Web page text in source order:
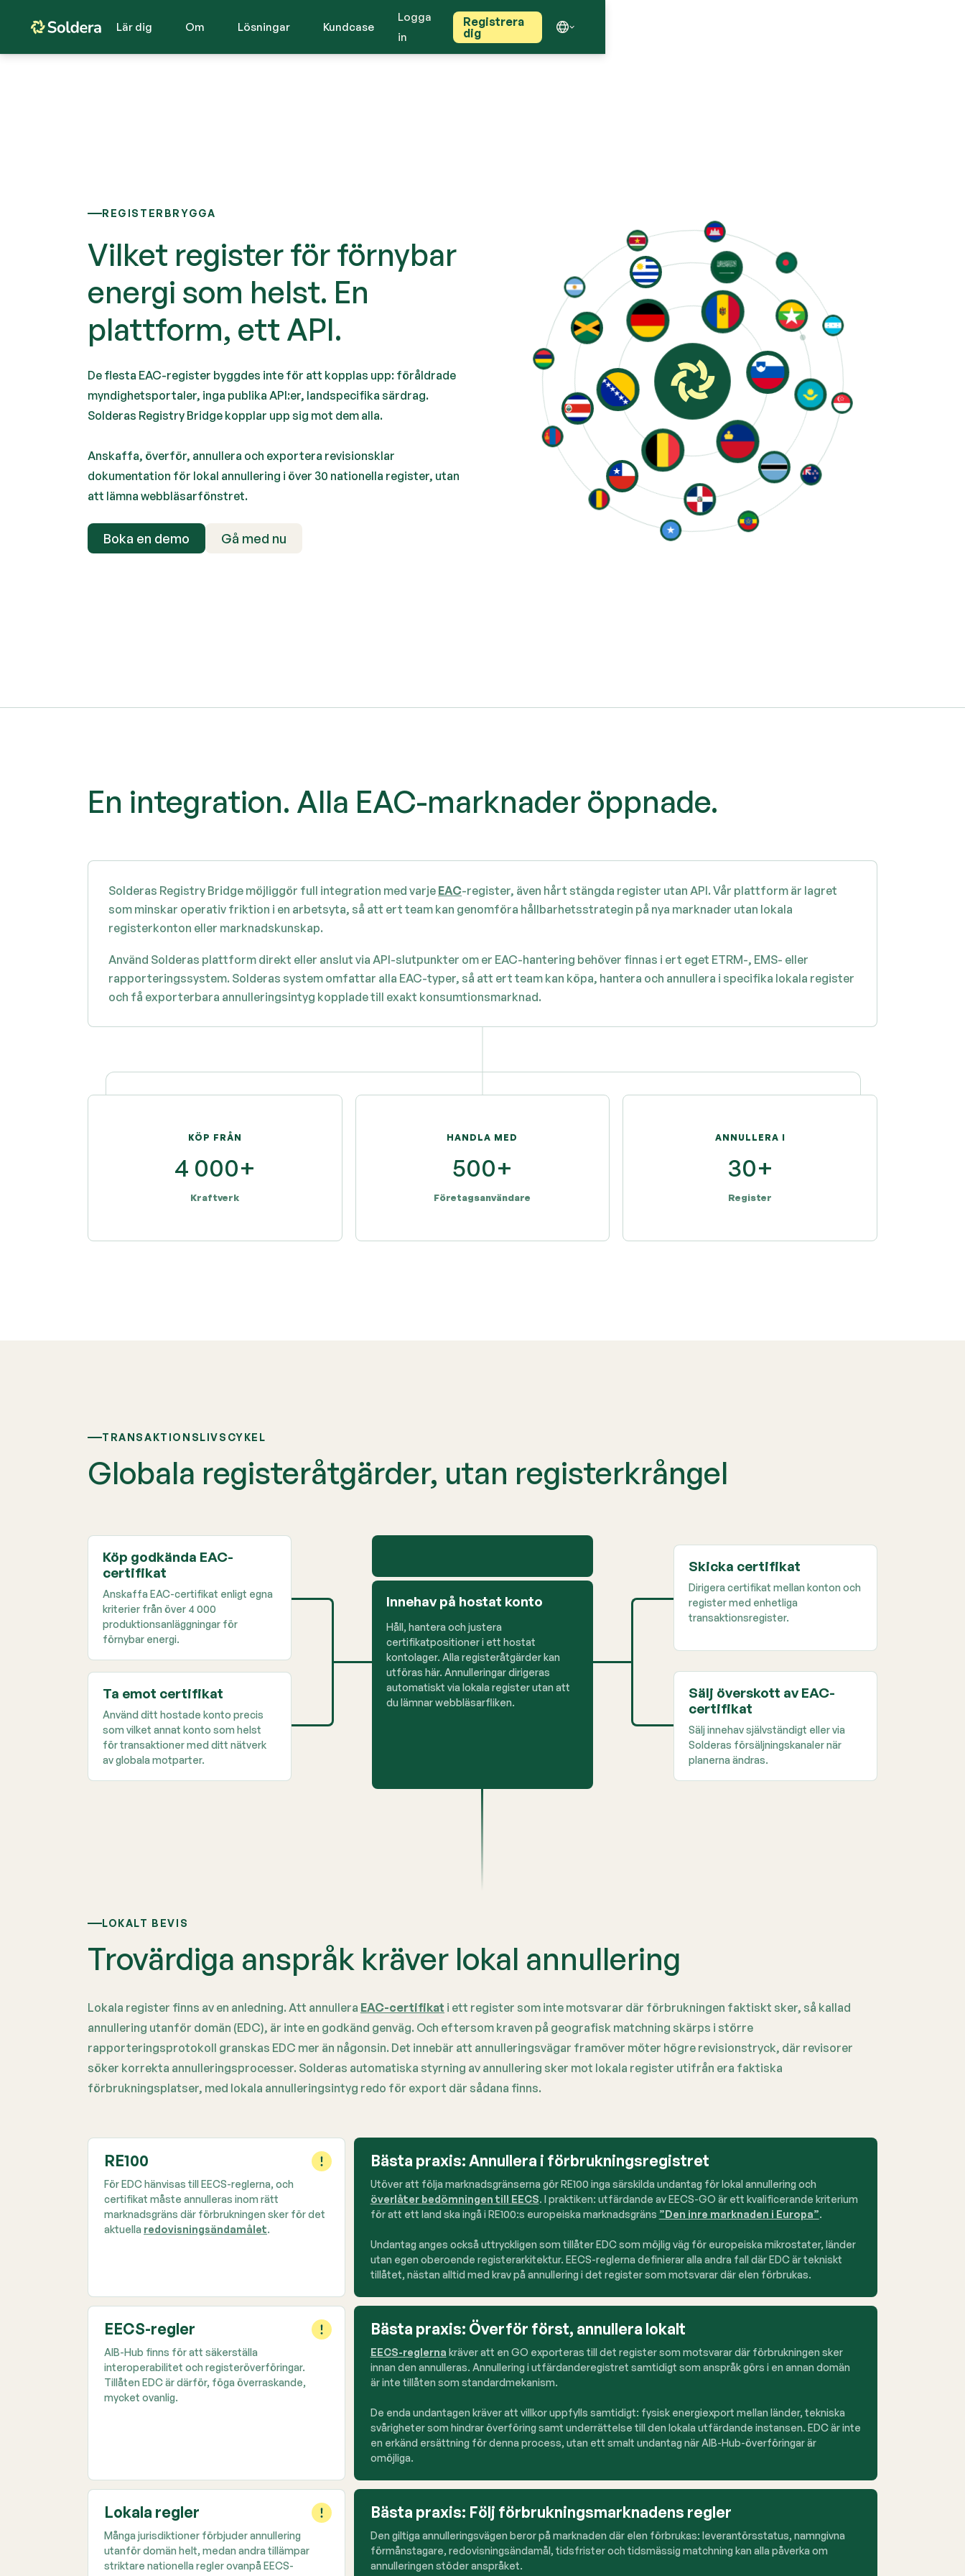
Logga
in
Registrera
dig
Lär dig Om Lösningar Kundcase
REGISTERBRYGGA
Vilket register för förnybar
energi som helst. En
plattform, ett API.
De flesta EAC-register byggdes inte för att kopplas upp: föråldrade
myndighetsportaler, inga publika API:er, landspecifika särdrag.
Solderas Registry Bridge kopplar upp sig mot dem alla.
Anskaffa, överför, annullera och exportera revisionsklar
dokumentation för lokal annullering i över 30 nationella register, utan
att lämna webbläsarfönstret.
Boka en demo Gå med nu
En integration. Alla EAC-marknader öppnade.
Solderas Registry Bridge möjliggör full integration med varje EAC-register, även hårt stängda register utan API. Vår plattform är lagret
som minskar operativ friktion i en arbetsyta, så att ert team kan genomföra hållbarhetsstrategin på nya marknader utan lokala
registerkonton eller marknadskunskap.
Använd Solderas plattform direkt eller anslut via API-slutpunkter om er EAC-hantering behöver finnas i ert eget ETRM-, EMS- eller
rapporteringssystem. Solderas system omfattar alla EAC-typer, så att ert team kan köpa, hantera och annullera i specifika lokala register
och få exporterbara annulleringsintyg kopplade till exakt konsumtionsmarknad.
KÖP FRÅN
4 000+
Kraftverk
HANDLA MED
500+
Företagsanvändare
ANNULLERA I
30+
Register
TRANSAKTIONSLIVSCYKEL
Globala registeråtgärder, utan registerkrångel
Köp godkända EAC-
certifikat
Anskaffa EAC-certifikat enligt egna
kriterier från över 4 000
produktionsanläggningar för
förnybar energi.
Ta emot certifikat
Använd ditt hostade konto precis
som vilket annat konto som helst
för transaktioner med ditt nätverk
av globala motparter.
Innehav på hostat konto
Håll, hantera och justera
certifikatpositioner i ett hostat
kontolager. Alla registeråtgärder kan
utföras här. Annulleringar dirigeras
automatiskt via lokala register utan att
du lämnar webbläsarfliken.
Skicka certifikat
Dirigera certifikat mellan konton och
register med enhetliga
transaktionsregister.
Sälj överskott av EAC-
certifikat
Sälj innehav självständigt eller via
Solderas försäljningskanaler när
planerna ändras.
LOKALT BEVIS
Trovärdiga anspråk kräver lokal annullering
Lokala register finns av en anledning. Att annullera EAC-certifikat i ett register som inte motsvarar där förbrukningen faktiskt sker, så kallad
annullering utanför domän (EDC), är inte en godkänd genväg. Och eftersom kraven på geografisk matchning skärps i större
rapporteringsprotokoll granskas EDC mer än någonsin. Det innebär att annulleringsvägar framöver möter högre revisionstryck, där revisorer
söker korrekta annulleringsprocesser. Solderas automatiska styrning av annullering sker mot lokala register utifrån era faktiska
förbrukningsplatser, med lokala annulleringsintyg redo för export där sådana finns.
RE100
För EDC hänvisas till EECS-reglerna, och
certifikat måste annulleras inom rätt
marknadsgräns där förbrukningen sker för det
aktuella redovisningsändamålet.
Bästa praxis: Annullera i förbrukningsregistret
Utöver att följa marknadsgränserna gör RE100 inga särskilda undantag för lokal annullering och
överlåter bedömningen till EECS. I praktiken: utfärdande av EECS-GO är ett kvalificerande kriterium
för att ett land ska ingå i RE100:s europeiska marknadsgräns ”Den inre marknaden i Europa”.
Undantag anges också uttryckligen som tillåter EDC som möjlig väg för europeiska mikrostater, länder
utan egen oberoende registerarkitektur. EECS-reglerna definierar alla andra fall där EDC är tekniskt
tillåtet, nästan alltid med krav på annullering i det register som motsvarar där elen förbrukas.
EECS-regler
AIB-Hub finns för att säkerställa
interoperabilitet och registeröverföringar.
Tillåten EDC är därför, föga överraskande,
mycket ovanlig.
Bästa praxis: Överför först, annullera lokalt
EECS-reglerna kräver att en GO exporteras till det register som motsvarar där förbrukningen sker
innan den annulleras. Annullering i utfärdanderegistret samtidigt som anspråk görs i en annan domän
är inte tillåten som standardmekanism.
De enda undantagen kräver att villkor uppfylls samtidigt: fysisk energiexport mellan länder, tekniska
svårigheter som hindrar överföring samt underrättelse till den lokala utfärdande instansen. EDC är inte
en erkänd ersättning för denna process, utan ett smalt undantag när AIB-Hub-överföringar är
omöjliga.
Lokala regler
Många jurisdiktioner förbjuder annullering
utanför domän helt, medan andra tillämpar
striktare nationella regler ovanpå EECS-
Bästa praxis: Följ förbrukningsmarknadens regler
Den giltiga annulleringsvägen beror på marknaden där elen förbrukas: leverantörsstatus, namngivna
förmånstagare, redovisningsändamål, tidsfrister och tidsmässig matchning kan alla påverka om
annulleringen stöder anspråket.